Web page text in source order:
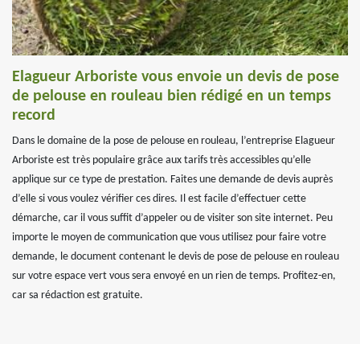
Elagueur Arboriste vous envoie un devis de pose
de pelouse en rouleau bien rédigé en un temps
record
Dans le domaine de la pose de pelouse en rouleau, l’entreprise Elagueur
Arboriste est très populaire grâce aux tarifs très accessibles qu’elle
applique sur ce type de prestation. Faites une demande de devis auprès
d’elle si vous voulez vérifier ces dires. Il est facile d’effectuer cette
démarche, car il vous suffit d’appeler ou de visiter son site internet. Peu
importe le moyen de communication que vous utilisez pour faire votre
demande, le document contenant le devis de pose de pelouse en rouleau
sur votre espace vert vous sera envoyé en un rien de temps. Profitez-en,
car sa rédaction est gratuite.